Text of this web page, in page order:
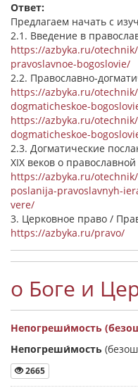
Ответ:
Предлагаем начать с
2.1. Введение в
https://azbyka.ru/
pravoslavnoe-bogoslovie/
2.2. Православно-
https://azbyka.ru/
dogmaticheskoe-
https://azbyka.ru/
dogmaticheskoe-
2.3. Догматические
XIX веков о
https://azbyka.ru/
poslanija-pravoslavnyh-
vere/
3. Церковное право /
https://azbyka.ru/pravo/
о Боге и
Непогреши́мость
Непогреши́мость
2665